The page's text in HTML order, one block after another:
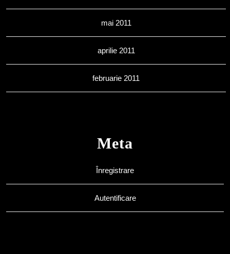
mai 2011
aprilie 2011
februarie 2011
Meta
Înregistrare
Autentificare